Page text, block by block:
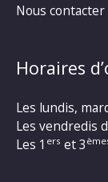
Nous contacter
Horaires
Les lundis,
Les vendredis
Les 1 ers et 3